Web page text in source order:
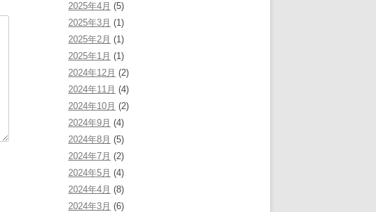
2025年4月 (5)
2025年3月 (1)
2025年2月 (1)
2025年1月 (1)
2024年12月 (2)
2024年11月 (4)
2024年10月 (2)
2024年9月 (4)
2024年8月 (5)
2024年7月 (2)
2024年5月 (4)
2024年4月 (8)
2024年3月 (6)